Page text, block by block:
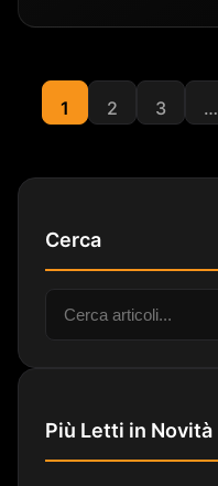
1 2 3 …
Cerca
Cerca:
Più Letti in Novità